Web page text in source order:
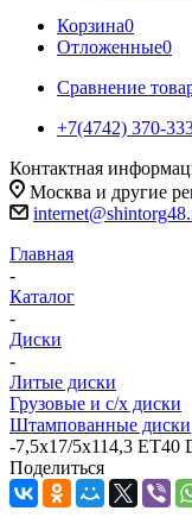
Корзина0
Отложенные0
Сравнение
+7(4742) 370-
Контактная
Москва и другие
Главная
-
Каталог
-
Диски
-
Литые диски
Грузовые и с/х диски
Штампованные диски
-7,5x17/5x114,3 ET40
Поделиться